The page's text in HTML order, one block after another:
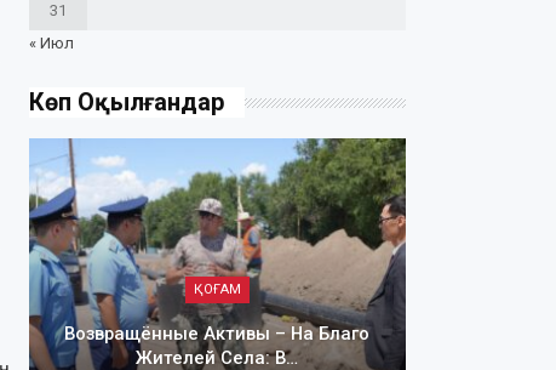
31
« Июл
Көп Оқылғандар
ҚОҒАМ
Возвращённые Активы – На Благо
Жителей Села: В…